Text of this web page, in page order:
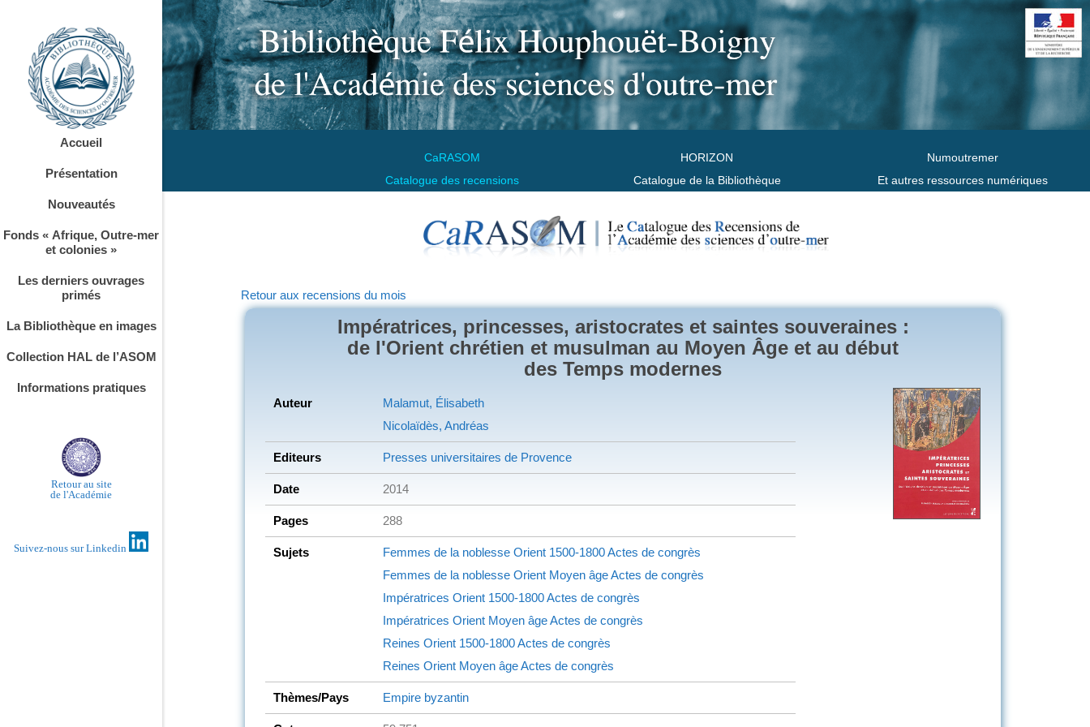
CaRASOM
Catalogue des recensions
HORIZON
Catalogue de la Bibliothèque
Numoutremer
Et autres ressources numériques
Accueil
Présentation
Nouveautés
Fonds « Afrique, Outre-mer
et colonies »
Les derniers ouvrages
primés
La Bibliothèque en images
Collection HAL de l’ASOM
Informations pratiques
Retour au site
de l'Académie
Suivez-nous sur Linkedin
Retour aux recensions du mois
Impératrices, princesses, aristocrates et saintes souveraines :
de l'Orient chrétien et musulman au Moyen Âge et au début
des Temps modernes
Auteur
Malamut, Élisabeth
Nicolaïdès, Andréas
Editeurs Presses universitaires de Provence
Date 2014
Pages 288
Sujets Femmes de la noblesse Orient 1500-1800Actes de congrès
Femmes de la noblesse Orient Moyen âgeActes de congrès
Impératrices Orient 1500-1800Actes de congrès
Impératrices Orient Moyen âgeActes de congrès
Reines Orient 1500-1800Actes de congrès
Reines Orient Moyen âgeActes de congrès
Thèmes/Pays Empire byzantin